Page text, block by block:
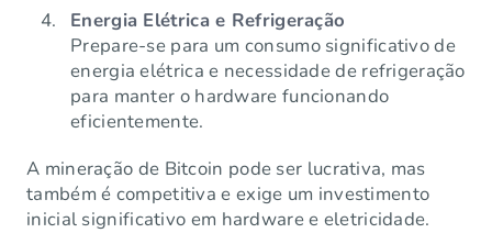
Energia Elétrica e Refrigeração
Prepare-se para um consumo significativo de
energia elétrica e necessidade de refrigeração
para manter o hardware funcionando
eficientemente.
A mineração de Bitcoin pode ser lucrativa, mas
também é competitiva e exige um investimento
inicial significativo em hardware e eletricidade.